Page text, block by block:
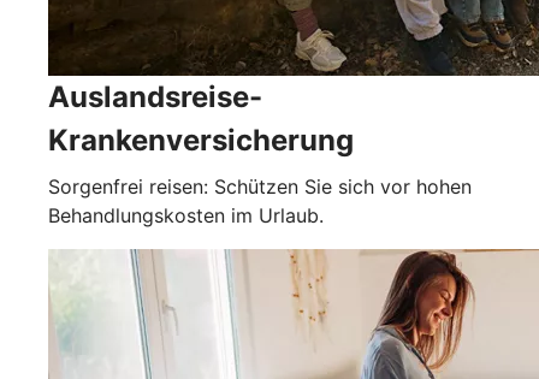
Auslandsreise-
Krankenversicherung
Sorgenfrei reisen: Schützen Sie sich vor hohen
Behandlungskosten im Urlaub.